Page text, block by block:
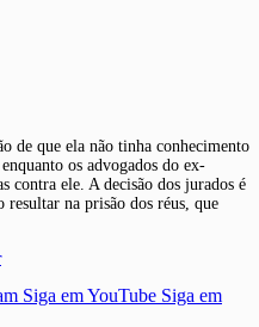
de que ela não tinha conhecimento
os advogados do ex-
contra ele. A decisão dos jurados é
resultar na prisão dos réus, que
Siga em YouTube Siga em